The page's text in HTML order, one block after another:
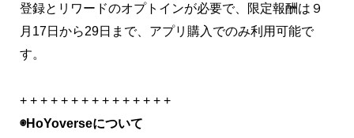
登録とリワードのオプトインが必要で、限定報酬は９
月17日から29日まで、アプリ購入でのみ利用可能で
す。
+ + + + + + + + + + + + + + +
◉HoYoverseについて